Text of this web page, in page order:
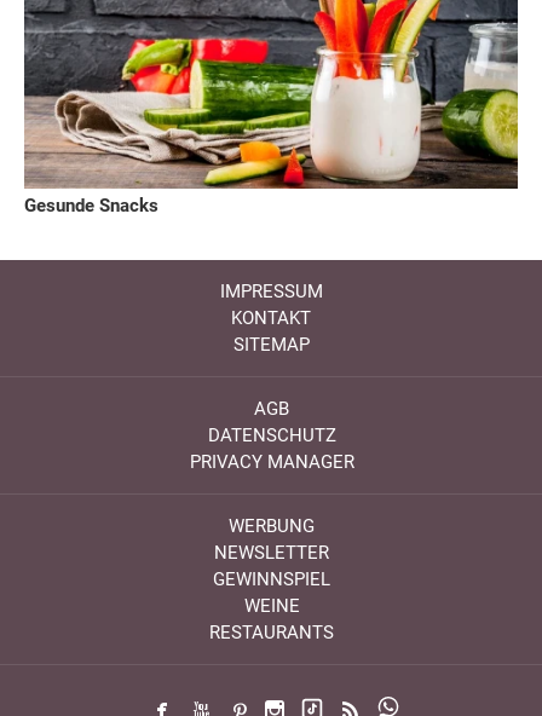
Gesunde Snacks
IMPRESSUM
KONTAKT
SITEMAP
AGB
DATENSCHUTZ
PRIVACY MANAGER
WERBUNG
NEWSLETTER
GEWINNSPIEL
WEINE
RESTAURANTS